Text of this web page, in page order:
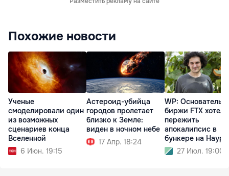
Похожие новости
Ученые
смоделировали один
из возможных
сценариев конца
Вселенной
6 Июн. 19:15
Астероид-убийца
городов пролетает
близко к Земле:
виден в ночном небе
17 Апр. 18:24
WP: Основатель
биржи FTX хотел
пережить
апокалипсис в
бункере на Науру
27 Июл. 19:00